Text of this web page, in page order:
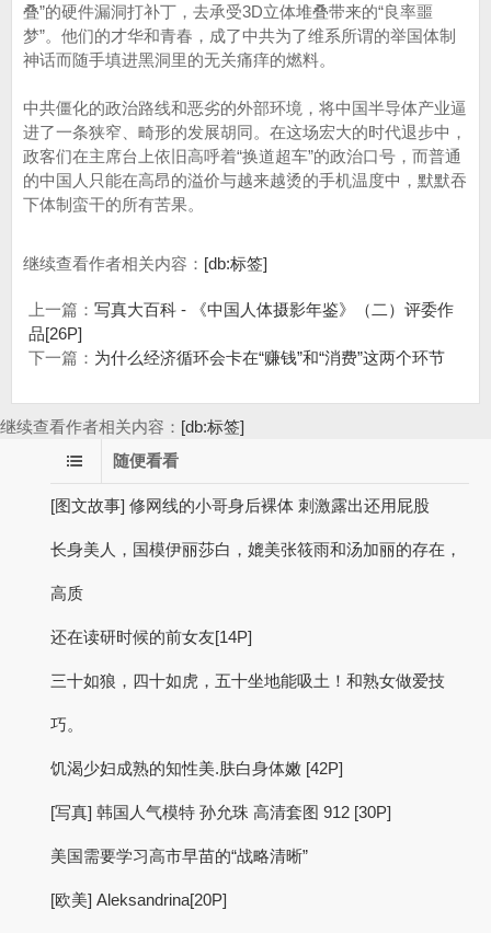
叠”的硬件漏洞打补丁，去承受3D立体堆叠带来的“良率噩
梦”。他们的才华和青春，成了中共为了维系所谓的举国体制
神话而随手填进黑洞里的无关痛痒的燃料。
中共僵化的政治路线和恶劣的外部环境，将中国半导体产业逼
进了一条狭窄、畸形的发展胡同。在这场宏大的时代退步中，
政客们在主席台上依旧高呼着“换道超车”的政治口号，而普通
的中国人只能在高昂的溢价与越来越烫的手机温度中，默默吞
下体制蛮干的所有苦果。
继续查看作者相关内容： [db:标签]
上一篇： 写真大百科 - 《中国人体摄影年鉴》（二）评委作
品[26P]
下一篇： 为什么经济循环会卡在“赚钱”和“消费”这两个环节
继续查看作者相关内容： [db:标签]
随便看看
[图文故事] 修网线的小哥身后裸体 刺激露出还用屁股
长身美人，国模伊丽莎白，媲美张筱雨和汤加丽的存在，
高质
还在读研时候的前女友[14P]
三十如狼，四十如虎，五十坐地能吸土！和熟女做爱技
巧。
饥渴少妇成熟的知性美.肤白身体嫩 [42P]
[写真] 韩国人气模特 孙允珠 高清套图 912 [30P]
美国需要学习高市早苗的“战略清晰”
[欧美] Aleksandrina[20P]